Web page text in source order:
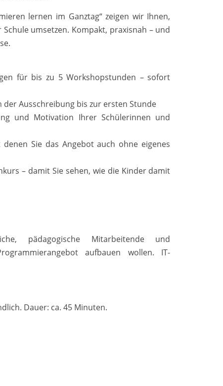
lernen im Ganztag“ zeigen wir Ihnen,
umsetzen. Kompakt, praxisnah – und
für bis zu 5 Workshopstunden – sofort
Ausschreibung bis zur ersten Stunde
und Motivation Ihrer Schülerinnen und
Sie das Angebot auch ohne eigenes
– damit Sie sehen, wie die Kinder damit
pädagogische Mitarbeitende und
aufbauen wollen. IT-
Dauer: ca. 45 Minuten.